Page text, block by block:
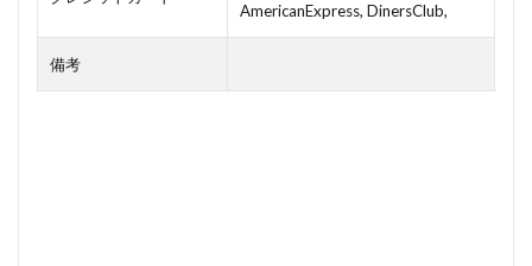
AmericanExpress, DinersClub,
備考